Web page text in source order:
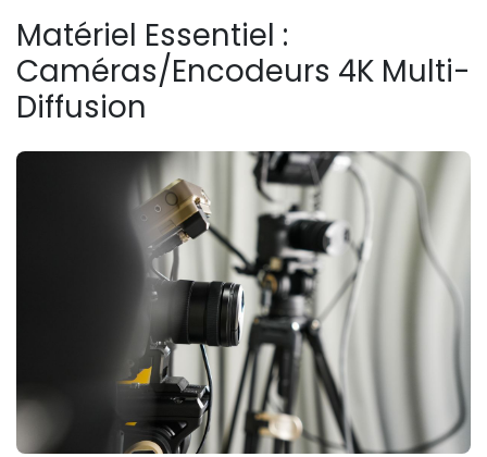
Matériel Essentiel :
Caméras/Encodeurs 4K Multi-
Diffusion